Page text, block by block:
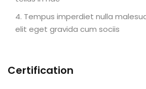
de TCC
Tempus imperdiet nulla
elit eget gravida cum sociis
Certification